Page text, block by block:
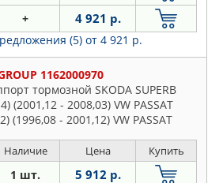
+ 4 921 р.
(5) от 4 921 р.
1162000970
тормозной SKODA SUPERB
(2001,12 - 2008,03) VW PASSAT
(1996,08 - 2001,12) VW PASSAT
(3B3) (2000,11 - 2005,05) VW
Variant (3B6) (2000,10 - 2005,08)
Наличие Цена Купить
1 шт. 5 912 р.